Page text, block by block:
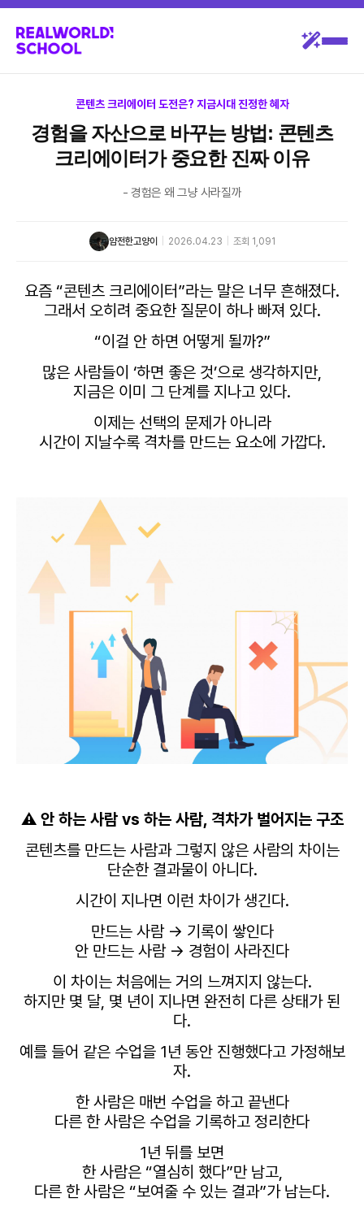
콘텐츠 크리에이터 도전은? 지금시대 진정한 혜자
경험을 자산으로 바꾸는 방법: 콘텐츠
크리에이터가 중요한 진짜 이유
- 경험은 왜 그냥 사라질까
얌전한고양이 2026.04.23 조회 1,091
요즘 “콘텐츠 크리에이터”라는 말은 너무 흔해졌다.
그래서 오히려 중요한 질문이 하나 빠져 있다.
“이걸 안 하면 어떻게 될까?”
많은 사람들이 ‘하면 좋은 것’으로 생각하지만,
지금은 이미 그 단계를 지나고 있다.
이제는 선택의 문제가 아니라
시간이 지날수록 격차를 만드는 요소에 가깝다.
⚠️ 안 하는 사람 vs 하는 사람, 격차가 벌어지는 구조
콘텐츠를 만드는 사람과 그렇지 않은 사람의 차이는
단순한 결과물이 아니다.
시간이 지나면 이런 차이가 생긴다.
만드는 사람 → 기록이 쌓인다
안 만드는 사람 → 경험이 사라진다
이 차이는 처음에는 거의 느껴지지 않는다.
하지만 몇 달, 몇 년이 지나면 완전히 다른 상태가 된
다.
예를 들어 같은 수업을 1년 동안 진행했다고 가정해보
자.
한 사람은 매번 수업을 하고 끝낸다
다른 한 사람은 수업을 기록하고 정리한다
1년 뒤를 보면
한 사람은 “열심히 했다”만 남고,
다른 한 사람은 “보여줄 수 있는 결과”가 남는다.